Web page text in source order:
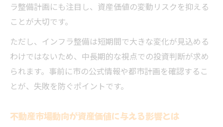
ラ整備計画にも注目し、資産価値の変動リスクを抑える
ことが大切です。
ただし、インフラ整備は短期間で大きな変化が見込める
わけではないため、中長期的な視点での投資判断が求め
られます。事前に市の公式情報や都市計画を確認するこ
とが、失敗を防ぐポイントです。
不動産市場動向が資産価値に与える影響とは